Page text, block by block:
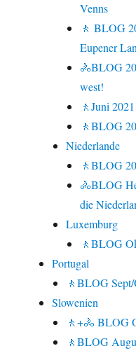
Venns
🚶 BLOG
Eupener
🚴BLOG
west!
🚶Juni
🚶BLOG
Niederlande
🚶BLOG
🚴BLOG
die
Luxemburg
🚶BLOG
Portugal
🚶BLOG
Slowenien
🚶+🚴 BLOG
🚶BLOG